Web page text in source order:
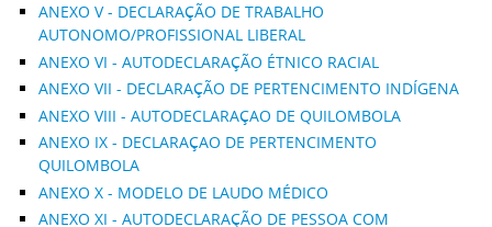
ANEXO V - DECLARAÇÃO DE TRABALHO
AUTONOMO/PROFISSIONAL LIBERAL
ANEXO VI - AUTODECLARAÇÃO ÉTNICO RACIAL
ANEXO VII - DECLARAÇÃO DE PERTENCIMENTO INDÍGENA
ANEXO VIII - AUTODECLARAÇAO DE QUILOMBOLA
ANEXO IX - DECLARAÇAO DE PERTENCIMENTO
QUILOMBOLA
ANEXO X - MODELO DE LAUDO MÉDICO
ANEXO XI - AUTODECLARAÇÃO DE PESSOA COM